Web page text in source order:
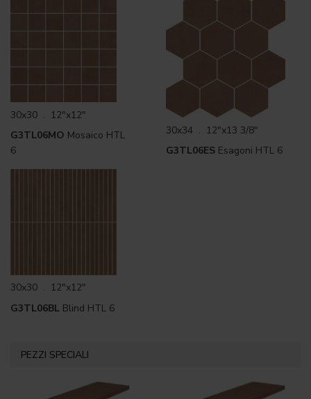
30x30 . 12"x12"
G3TL06MO Mosaico HTL
6
30x34 . 12"x13 3/8"
G3TL06ES Esagoni HTL 6
30x30 . 12"x12"
G3TL06BL Blind HTL 6
PEZZI SPECIALI